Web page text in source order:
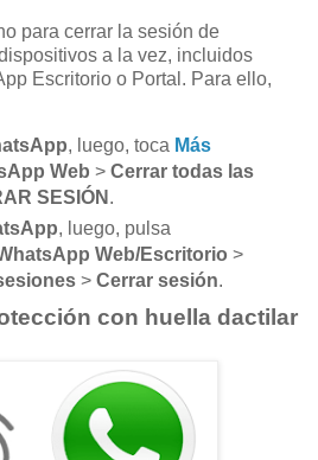
para cerrar la sesión de
a la vez, incluidos
Escritorio o Portal. Para ello,
, luego, toca Más
Web > Cerrar todas las
SESIÓN .
, luego, pulsa
Web/Escritorio >
> Cerrar sesión.
con huella dactilar